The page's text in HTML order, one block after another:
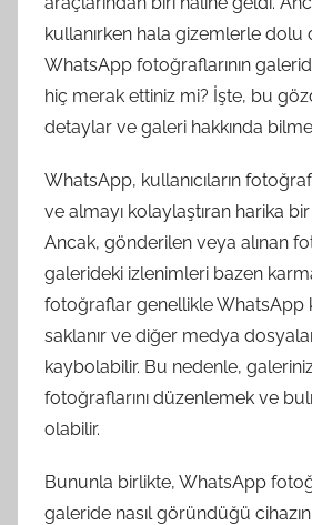
kullanırken hala gizemlerle dolu
WhatsApp fotoğraflarının
hiç merak ettiniz mi? İşte, bu
detaylar ve galeri hakkında
WhatsApp, kullanıcıların
ve almayı kolaylaştıran harika
Ancak, gönderilen veya alınan
galerideki izlenimleri bazen
fotoğraflar genellikle WhatsApp
saklanır ve diğer medya
kaybolabilir. Bu nedenle,
fotoğraflarını düzenlemek ve
olabilir.
Bununla birlikte, WhatsApp
galeride nasıl göründüğü